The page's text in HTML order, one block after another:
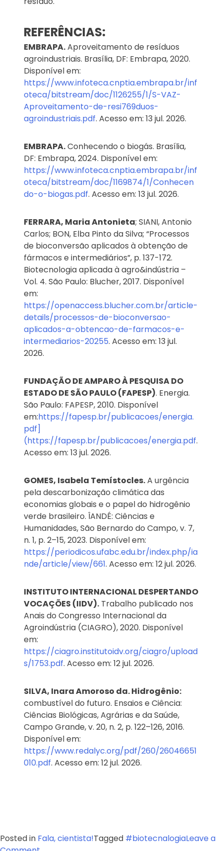
REFERÊNCIAS:
EMBRAPA.Aproveitamento de resíduos
agroindustriais. Brasília, DF: Embrapa, 2020.
Disponível em:
https://www.infoteca.cnptia.embrapa.br/inf
oteca/bitstream/doc/1126255/1/S-VAZ-
Aproveitamento-de-resi769duos-
agroindustriais.pdf. Acesso em: 13 jul. 2026.
EMBRAPA.Conhecendo o biogás. Brasília,
DF: Embrapa, 2024. Disponível em:
https://www.infoteca.cnptia.embrapa.br/inf
oteca/bitstream/doc/1169874/1/Conhecen
do-o-biogas.pdf. Acesso em: 13 jul. 2026.
FERRARA, Maria Antonieta; SIANI, Antonio
Carlos; BON, Elba Pinto da Silva; “Processos
de bioconversão aplicados à obtenção de
fármacos e intermediários”, p. 137-172.
Biotecnologia aplicada à agro&indústria –
Vol. 4. São Paulo: Blucher, 2017. Disponível
em:
https://openaccess.blucher.com.br/article-
details/processos-de-bioconversao-
aplicados-a-obtencao-de-farmacos-e-
intermediarios-20255. Acesso em: 13 jul.
2026.
FUNDAÇÃO DE AMPARO À PESQUISA DO
ESTADO DE SÃO PAULO (FAPESP). Energia.
São Paulo: FAPESP, 2010. Disponível
em:https://fapesp.br/publicacoes/energia.
pdf]
(https://fapesp.br/publicacoes/energia.pdf.
Acesso em: 13 jul. 2026.
GOMES, Isabela Temístocles.A urgência
pela descarbonização climática das
economias globais e o papel do hidrogênio
verde brasileiro. ÎANDÉ: Ciências e
Humanidades, São Bernardo do Campo, v. 7,
n. 1, p. 2–15, 2023. Disponível em:
https://periodicos.ufabc.edu.br/index.php/ia
nde/article/view/661. Acesso em: 12 jul. 2026.
INSTITUTO INTERNACIONAL DESPERTANDO
VOCAÇÕES (IIDV). Trabalho publicado nos
Anais do Congresso Internacional da
Agroindústria (CIAGRO), 2020. Disponível
em:
https://ciagro.institutoidv.org/ciagro/upload
s/1753.pdf. Acesso em: 12 jul. 2026.
SILVA, Inara Amoroso da. Hidrogênio:
combustível do futuro. Ensaios e Ciência:
Ciências Biológicas, Agrárias e da Saúde,
Campo Grande, v. 20, n. 2, p. 122–126, 2016.
Disponível em:
https://www.redalyc.org/pdf/260/26046651
010.pdf. Acesso em: 12 jul. 2026.
Posted in Fala, cientista!Tagged #biotecnalogiaLeave a